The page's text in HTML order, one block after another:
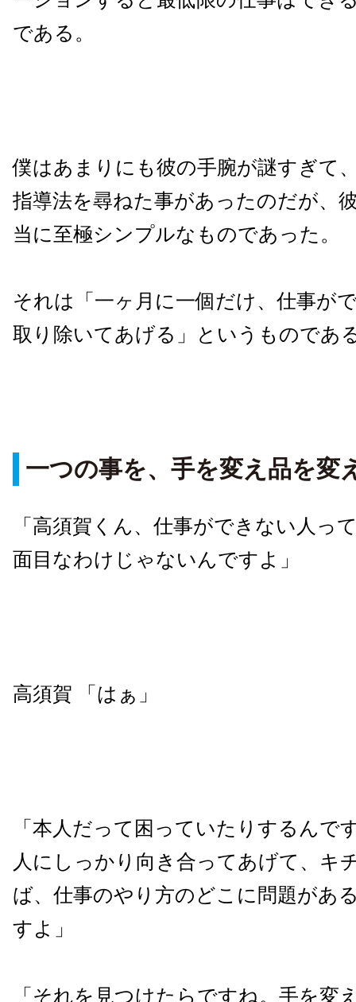
である。
僕はあまりにも彼の手腕が謎すぎて
指導法を尋ねた事があったのだが、
当に至極シンプルなものであった。
それは「一ヶ月に一個だけ、仕事が
取り除いてあげる」というものであ
一つの事を、手を変え品を変
「高須賀くん、仕事ができない人っ
面目なわけじゃないんですよ」
高須賀 「はぁ」
「本人だって困っていたりするんで
人にしっかり向き合ってあげて、キ
ば、仕事のやり方のどこに問題があ
すよ」
「それを見つけたらですね。手を変